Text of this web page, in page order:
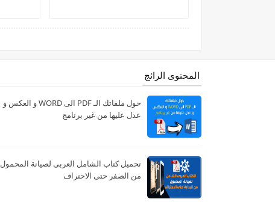
المحتوى الرائج
حول ملفاتك الـ PDF الى WORD و العكس و
عدل عليها من غير برنامج
تحميل كتاب الشامل العربى لصيانة المحمول
من الصفر حتى الاحتراف